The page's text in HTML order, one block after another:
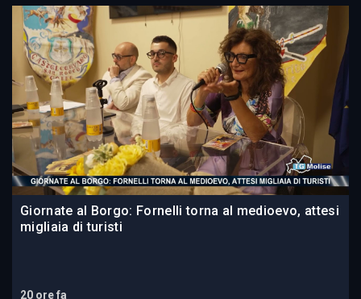
Giornate al Borgo: Fornelli torna al medioevo, attesi
migliaia di turisti
20 ore fa